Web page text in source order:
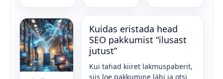
Kuidas eristada head
SEO pakkumist “ilusast
jutust”
Kui tahad kiiret lakmuspaberit,
siis loe pakkumine läbi ja otsi